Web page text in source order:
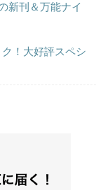
新刊＆万能ナイ
ク！大好評スペシ